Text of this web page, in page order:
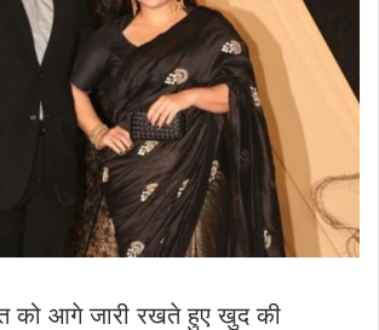
को आगे जारी रखते हुए खुद की